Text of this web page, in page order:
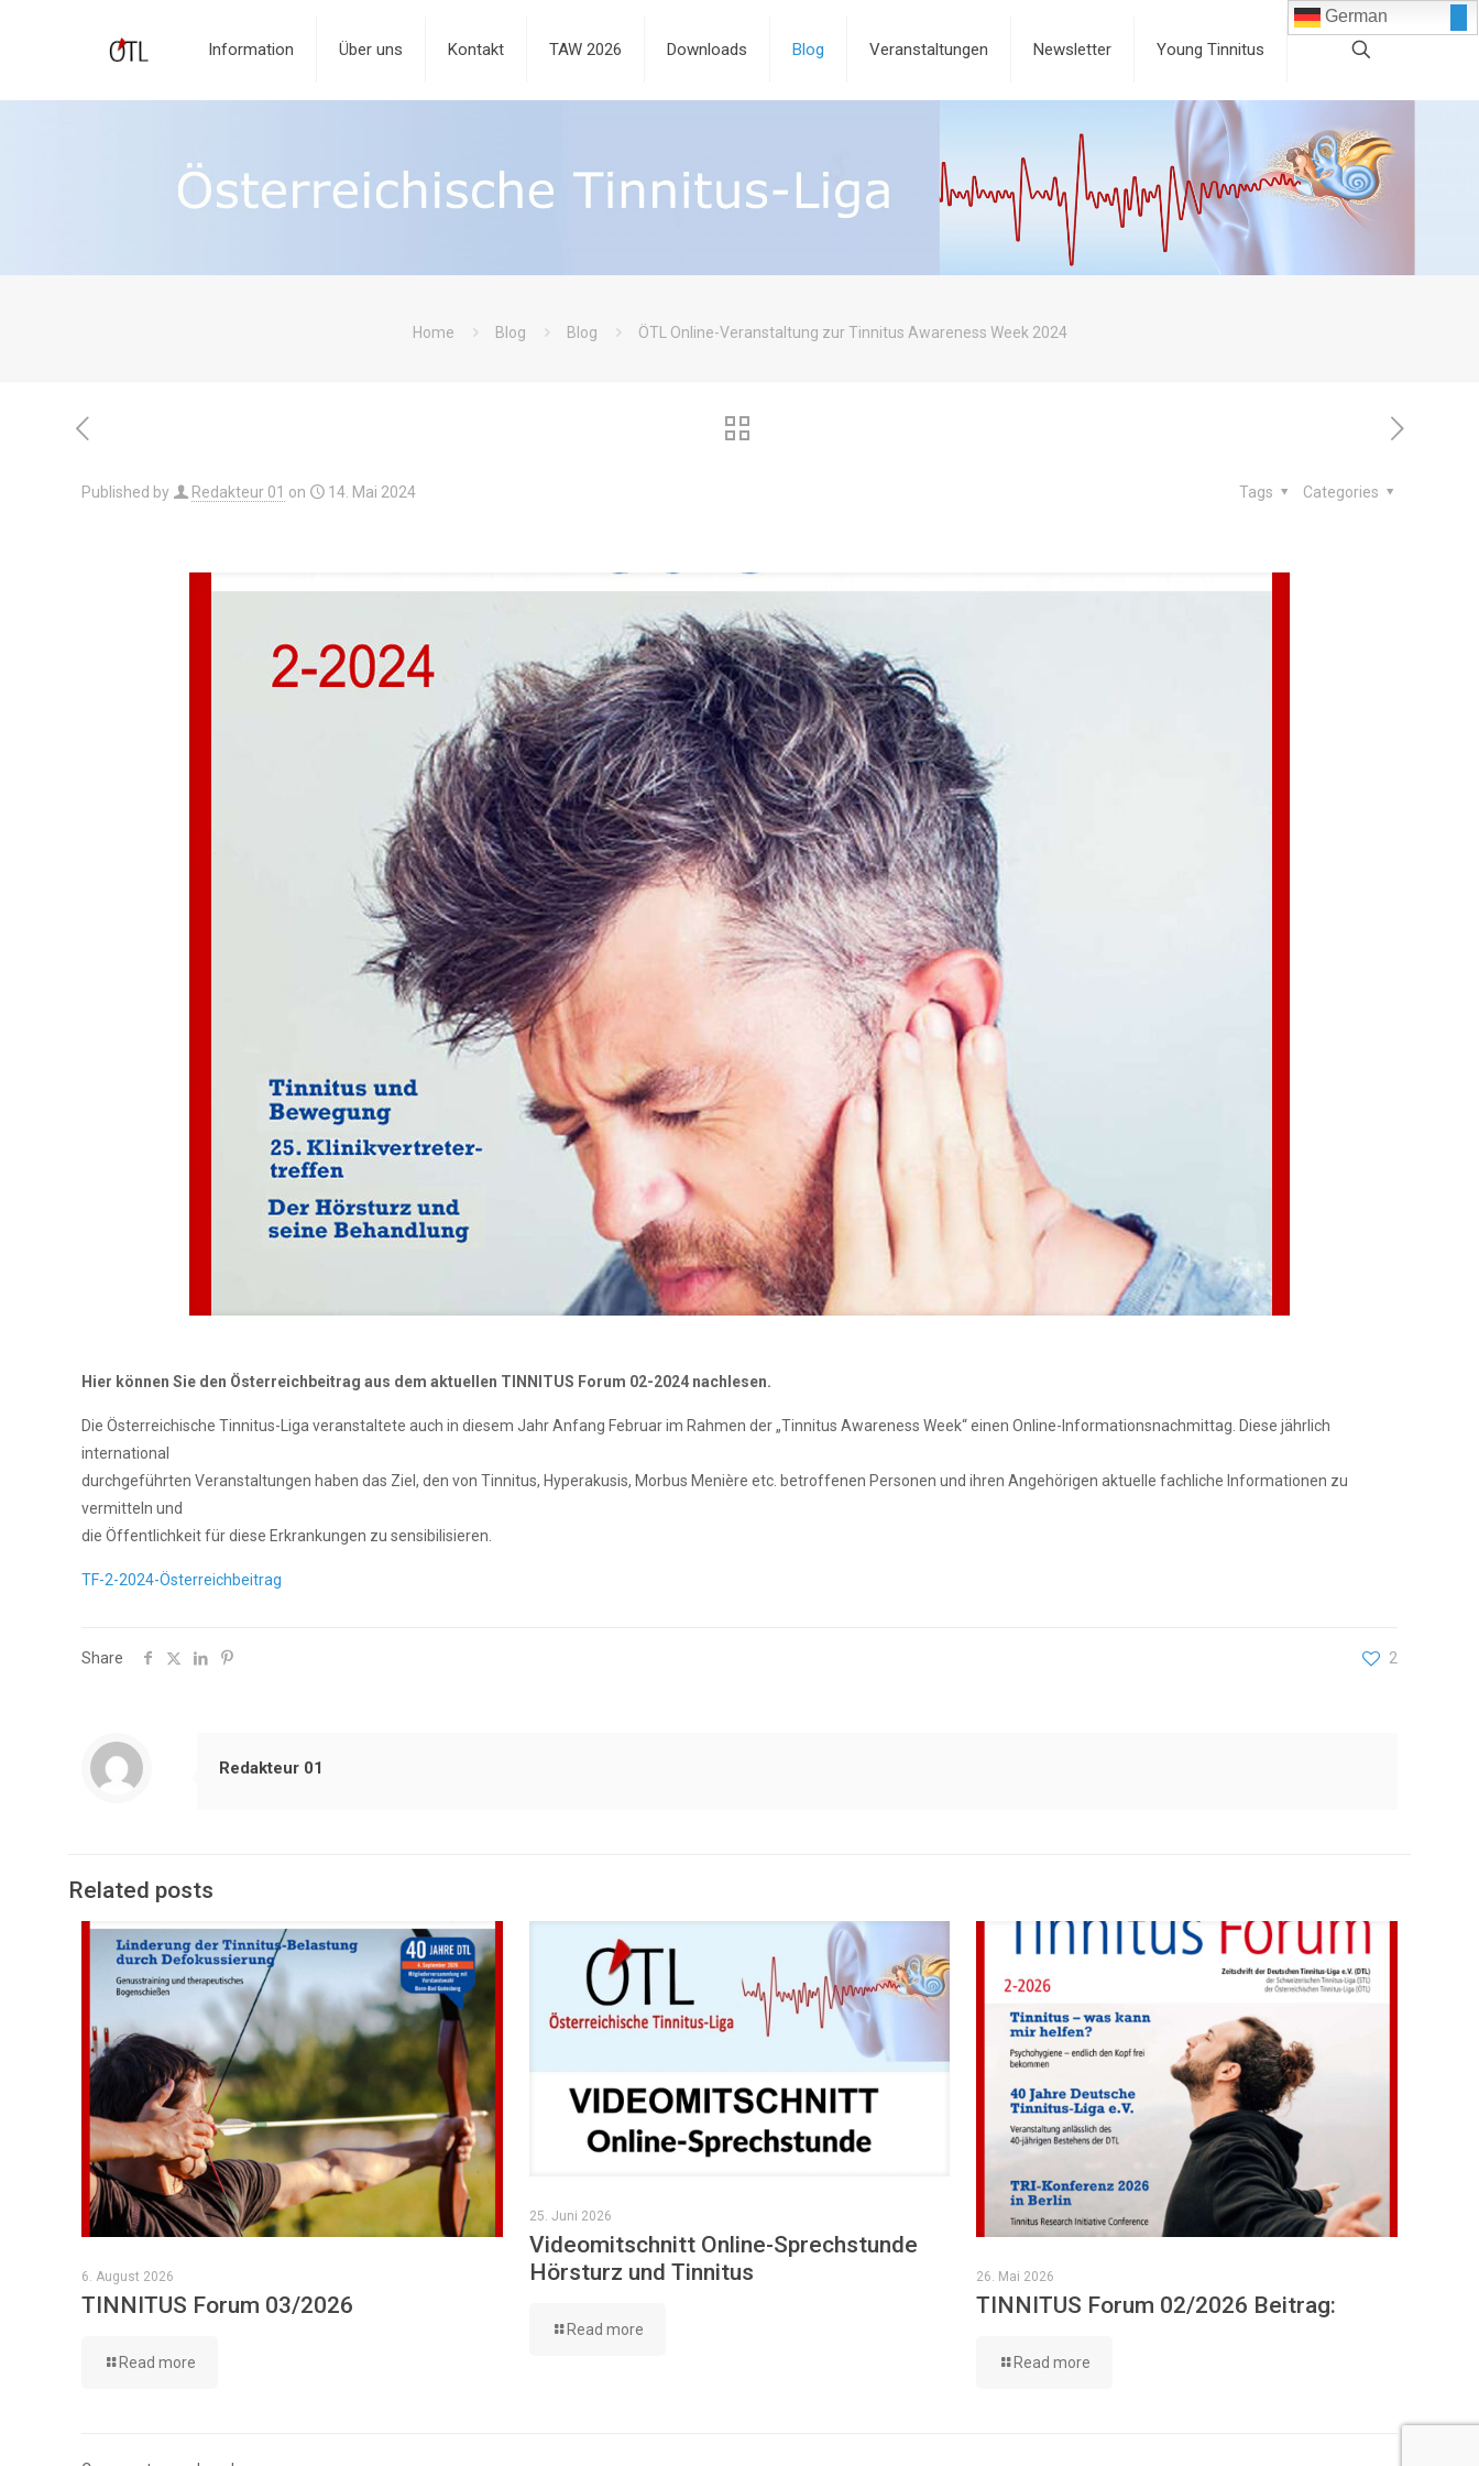
Information Über uns Kontakt TAW 2026 Downloads Blog Veranstaltungen Newsletter Young Tinnitus
German
Home Blog Blog ÖTL Online-Veranstaltung zur Tinnitus Awareness Week 2024
Published by Redakteur 01 on 14. Mai 2024 Categories
Tags
Hier können Sie den Österreichbeitrag aus dem aktuellen TINNITUS Forum 02-2024 nachlesen.
Die Österreichische Tinnitus-Liga veranstaltete auch in diesem Jahr Anfang Februar im Rahmen der „Tinnitus Awareness Week“ einen Online-Informationsnachmittag. Diese jährlich
international
durchgeführten Veranstaltungen haben das Ziel, den von Tinnitus, Hyperakusis, Morbus Menière etc. betroffenen Personen und ihren Angehörigen aktuelle fachliche Informationen zu
vermitteln und
die Öffentlichkeit für diese Erkrankungen zu sensibilisieren.
TF-2-2024-Österreichbeitrag
Share 2
Redakteur 01
Related posts
6. August 2026
TINNITUS Forum 03/2026
Read more
25. Juni 2026
Videomitschnitt Online-Sprechstunde
Hörsturz und Tinnitus
Read more
26. Mai 2026
TINNITUS Forum 02/2026 Beitrag:
Read more